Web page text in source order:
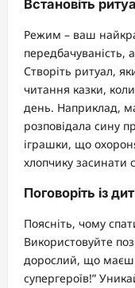
Встановіть
Режим – ваш
передбачуваність,
Створіть ритуал,
читання казки,
день. Наприклад,
розповідала сину
іграшки, що
хлопчику засинати
Поговоріть із
Поясніть, чому
Використовуйте
дорослий, що маєш
супергероїв!”